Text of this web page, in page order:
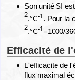
Son unité SI
2.°C-1. Pour la
2.°C-1=1000/
Efficacité de
L'efficacité de
flux maximal